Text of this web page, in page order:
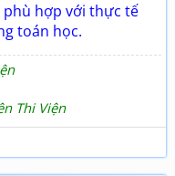
hợp với thực tế
toán học.
Thi Viện